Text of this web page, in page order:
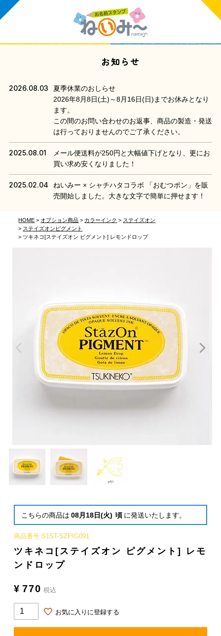
お知らせ
2026.08.03
夏季休業のおしらせ
2026年8月8日(土)～8月16日(日)までお休みとなり
ます。
この間のお問い合わせのお返事、商品の製造・発送
は行っておりませんのでご了承ください。
2025.08.01
メール便送料が250円と大幅値下げとなり、更にお
買い求め安くなりました！
2025.02.04
ねいみー × シャチハタコラボ 「おむつポン」を販
売開始しました。大きな文字で簡単に押せます！
HOME オプション商品 カラーインク
ステイズオン
ステイズオンピグメント
ツキネコ[ステイズオン ピグメント] レモンドロップ
こちらの商品は 08月18日(火) 頃 に発送いたします。
商品番号 S1ST-SZPIG091
ツキネコ[ステイズオン ピグメント] レモ
ンドロップ
¥ 770 税込
お気に入りに登録する